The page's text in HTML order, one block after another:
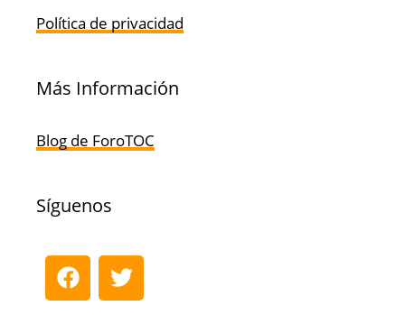
Política de privacidad
Más Información
Blog de ForoTOC
Síguenos